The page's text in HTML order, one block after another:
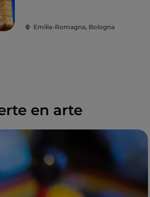
Emilia-Romagna, Bologna
en arte